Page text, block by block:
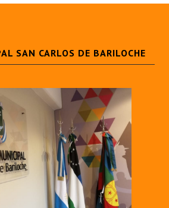
SAN CARLOS DE BARILOCHE